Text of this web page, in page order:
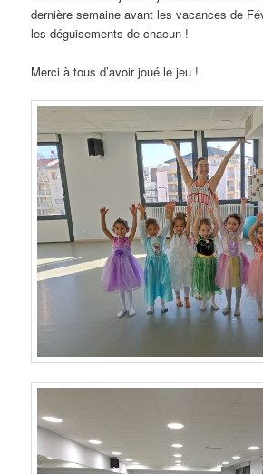
dernière semaine avant les vacances de
les déguisements de chacun !
Merci à tous d’avoir joué le jeu !